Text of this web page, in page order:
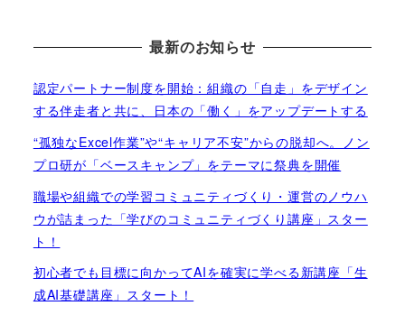
最新のお知らせ
認定パートナー制度を開始：組織の「自走」をデザイン
する伴走者と共に、日本の「働く」をアップデートする
“孤独なExcel作業”や“キャリア不安”からの脱却へ。ノン
プロ研が「ベースキャンプ」をテーマに祭典を開催
職場や組織での学習コミュニティづくり・運営のノウハ
ウが詰まった「学びのコミュニティづくり講座」スター
ト！
初心者でも目標に向かってAIを確実に学べる新講座「生
成AI基礎講座」スタート！